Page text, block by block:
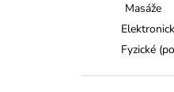
Masáže
Fyzické